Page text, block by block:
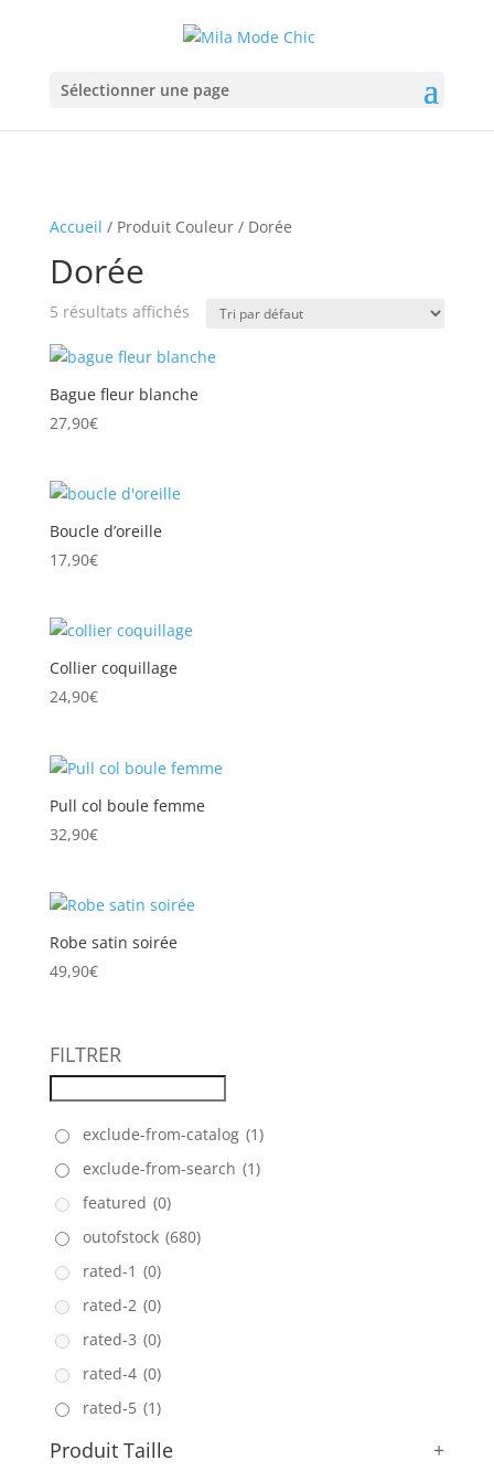
Sélectionner une page
Accueil / Produit Couleur / Dorée
Dorée
5 résultats affichés
Bague fleur blanche
27,90€
Boucle d’oreille
17,90€
Collier coquillage
24,90€
Pull col boule femme
32,90€
Robe satin soirée
49,90€
FILTRER
exclude-from-catalog (1)
exclude-from-search (1)
featured (0)
outofstock (680)
rated-1 (0)
rated-2 (0)
rated-3 (0)
rated-4 (0)
rated-5 (1)
Produit Taille +